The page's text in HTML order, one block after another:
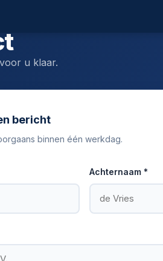
u klaar.
bericht
binnen één werkdag.
Achternaam *